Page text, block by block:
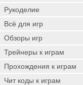
Рукоделие
Всё для игр
Обзоры игр
Трейнеры к играм
Прохождения к играм
Чит коды к играм